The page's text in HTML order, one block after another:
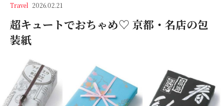
Travel 2026.02.21
超キュートでおちゃめ♡ 京都・名店の包
装紙